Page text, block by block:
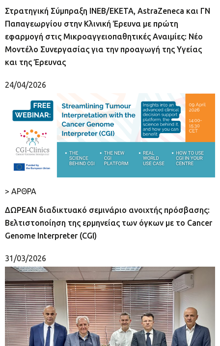
Στρατηγική Σύμπραξη ΙΝΕΒ/ΕΚΕΤΑ, AstraZeneca και ΓΝ
Παπαγεωργίου στην Κλινική Έρευνα με πρώτη
εφαρμογή στις Μικροαγγειοπαθητικές Αναιμίες: Νέο
Μοντέλο Συνεργασίας για την προαγωγή της Υγείας
και της Έρευνας
24/04/2026
> ΑΡΘΡΑ
ΔΩΡΕΑΝ διαδικτυακό σεμινάριο ανοιχτής πρόσβασης:
Βελτιστοποίηση της ερμηνείας των όγκων με το Cancer
Genome Interpreter (CGI)
31/03/2026